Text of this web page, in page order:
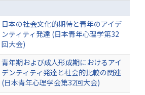
日本の社会文化的期待と青年のアイデ
ンティティ発達 (日本青年心理学第32
回大会)
青年期および成人形成期におけるアイ
デンティティ発達と社会的比較の関連
(日本青年心理学会第32回大会)